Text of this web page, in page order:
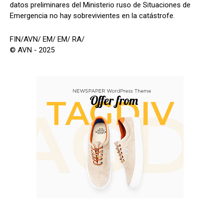
datos preliminares del Ministerio ruso de Situaciones de
Emergencia no hay sobrevivientes en la catástrofe.
FIN/AVN/ EM/ EM/ RA/
© AVN - 2025